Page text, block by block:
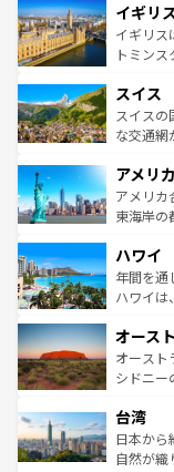
いる。シ
香り高い
らに、
れる地方
を参照し
顔を持つ
ルリンの
してラ
は、お酒好
ドイツ情
イギリ
イギリス
トミン
リアごと
ティー
戦など、
ンツ一覧
スイス
スイス
な交通網
の建物が
博物館も
ことがで
ば市内交
着のスイ
アメリカ
アメリカ
東海岸の
のような
ンメント
西部には
部のニュ
文化が魅
しみなが
ならではの贅
情報はコ
ハワイ
年間を通
ハワイは
ワイ島は
島だが、
おすすめ
れるおも
人々、お
ク、伝統
オース
オースト
シドニー
リアリー
ク）、タ
ど、見ど
台湾
日本から
自然が織